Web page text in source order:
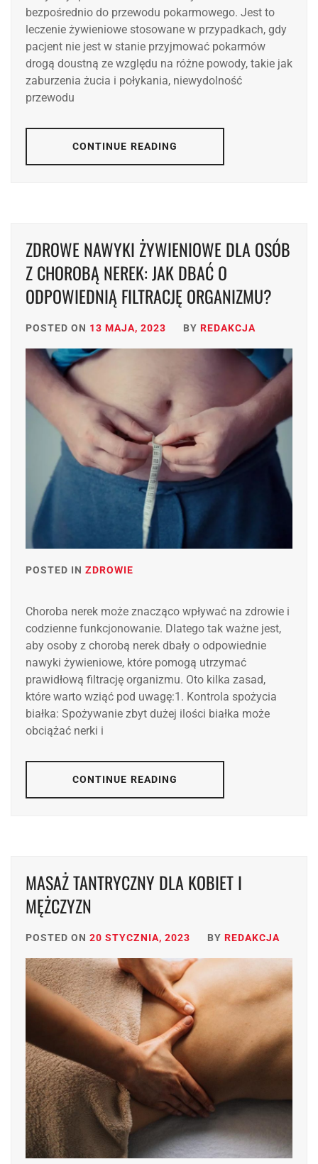
bezpośrednio do przewodu pokarmowego. Jest to
leczenie żywieniowe stosowane w przypadkach, gdy
pacjent nie jest w stanie przyjmować pokarmów
drogą doustną ze względu na różne powody, takie jak
zaburzenia żucia i połykania, niewydolność
przewodu
CONTINUE READING
ZDROWE NAWYKI ŻYWIENIOWE DLA OSÓB
Z CHOROBĄ NEREK: JAK DBAĆ O
ODPOWIEDNIĄ FILTRACJĘ ORGANIZMU?
POSTED ON 13 MAJA, 2023 BY REDAKCJA
POSTED IN ZDROWIE
Choroba nerek może znacząco wpływać na zdrowie i
codzienne funkcjonowanie. Dlatego tak ważne jest,
aby osoby z chorobą nerek dbały o odpowiednie
nawyki żywieniowe, które pomogą utrzymać
prawidłową filtrację organizmu. Oto kilka zasad,
które warto wziąć pod uwagę:1. Kontrola spożycia
białka: Spożywanie zbyt dużej ilości białka może
obciążać nerki i
CONTINUE READING
MASAŻ TANTRYCZNY DLA KOBIET I
MĘŻCZYZN
POSTED ON 20 STYCZNIA, 2023 BY REDAKCJA